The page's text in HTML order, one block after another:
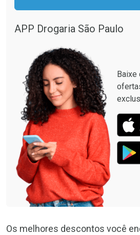
APP Drogaria São Paulo
Baixe
Os melhores descontos você